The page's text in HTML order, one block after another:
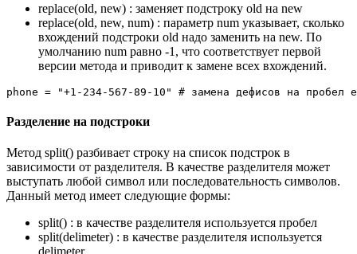
replace(old, new) : заменяет подстроку old на new
replace(old, new, num) : параметр num указывает, сколько
вхождений подстроки old надо заменить на new. По
умолчанию num равно -1, что соответствует первой
версии метода и приводит к замене всех вхождений.
phone = "+1-234-567-89-10" # замена дефисов на
Разделение на подстроки
Метод split() разбивает строку на список подстрок в
зависимости от разделителя. В качестве разделителя может
выступать любой символ или последовательность символов.
Данный метод имеет следующие формы:
split() : в качестве разделителя используется пробел
split(delimeter) : в качестве разделителя используется